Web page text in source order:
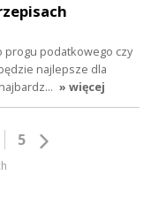
progu podatkowego czy
najlepsze dla
» więcej
5